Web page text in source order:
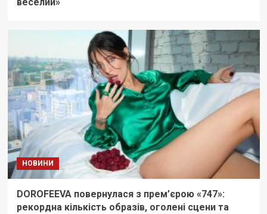
веселий»
НОВИНИ
DOROFEEVA повернулася з прем’єрою «747»:
рекордна кількість образів, оголені сцени та